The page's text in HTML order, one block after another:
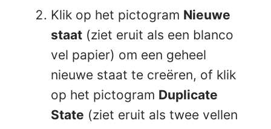
Klik op het pictogram Nieuwe
staat (ziet eruit als een blanco
vel papier) om een geheel
nieuwe staat te creëren, of klik
op het pictogram Duplicate
State (ziet eruit als twee vellen